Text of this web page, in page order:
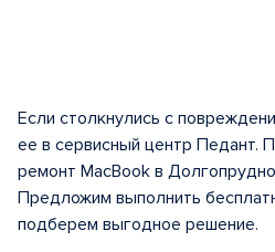
Если столкнулись с
ее в сервисный центр Педант.
ремонт MacBook в
Предложим выполнить
подберем выгодное решение.